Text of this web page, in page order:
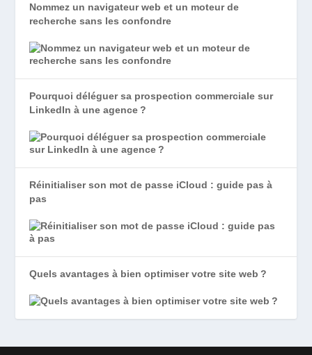
Nommez un navigateur web et un moteur de
recherche sans les confondre
Pourquoi déléguer sa prospection commerciale sur
LinkedIn à une agence ?
Réinitialiser son mot de passe iCloud : guide pas à
pas
Quels avantages à bien optimiser votre site web ?